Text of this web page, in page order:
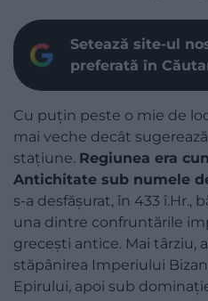
Setează site-ul
preferată în
Cu puțin peste o mie de
mai veche decât
stațiune. Regiunea era
Antichitate sub numele
s-a desfășurat, în 433 î.Hr.,
una dintre confruntările
grecești antice. Mai târziu,
stăpânirea Imperiului
Epirului, apoi sub